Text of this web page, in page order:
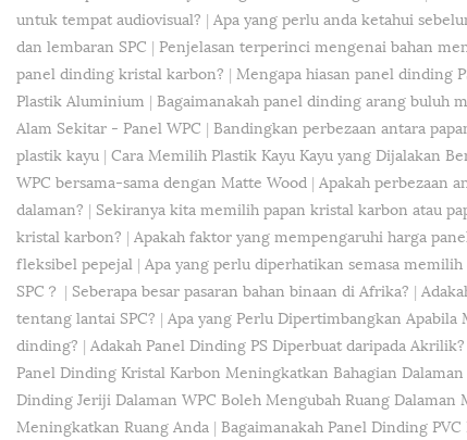
untuk tempat audiovisual? | Apa yang perlu anda ketahui
dan lembaran SPC | Penjelasan terperinci mengenai bahan
panel dinding kristal karbon? | Mengapa hiasan panel dinding
Plastik Aluminium | Bagaimanakah panel dinding arang buluh
Alam Sekitar - Panel WPC | Bandingkan perbezaan antara
plastik kayu | Cara Memilih Plastik Kayu Kayu yang Dijalakan
WPC bersama-sama dengan Matte Wood | Apakah perbezaan
dalaman? | Sekiranya kita memilih papan kristal karbon atau
kristal karbon? | Apakah faktor yang mempengaruhi harga
fleksibel pepejal | Apa yang perlu diperhatikan semasa
SPC？ | Seberapa besar pasaran bahan binaan di Afrika? |
tentang lantai SPC? | Apa yang Perlu Dipertimbangkan Apabila
dinding? | Adakah Panel Dinding PS Diperbuat daripada Akrilik?
Panel Dinding Kristal Karbon Meningkatkan Bahagian
Dinding Jeriji Dalaman WPC Boleh Mengubah Ruang Dalaman
Meningkatkan Ruang Anda | Bagaimanakah Panel Dinding